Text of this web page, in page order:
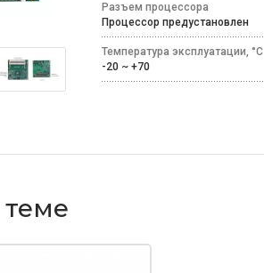
Разъем процессора
Процессор предустановлен
Температура эксплуатации, °C
-20 ~ +70